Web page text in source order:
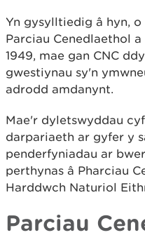
Yn gysylltiedig â hyn,
Parciau Cenedlaethol
1949, mae gan CNC
gwestiynau sy'n
adrodd amdanynt.
Mae'r dyletswyddau
darpariaeth ar gyfer y
penderfyniadau ar
perthynas â Pharciau
Harddwch Naturiol
Parciau